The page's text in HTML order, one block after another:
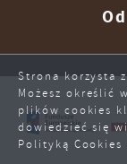
Strona korzysta
Możesz określić
plików cookies
dowiedzieć się
Polityką